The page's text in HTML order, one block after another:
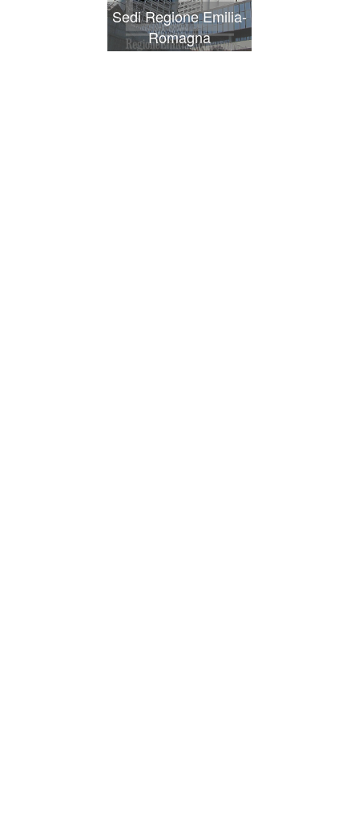
Sedi Regione Emilia-
Romagna